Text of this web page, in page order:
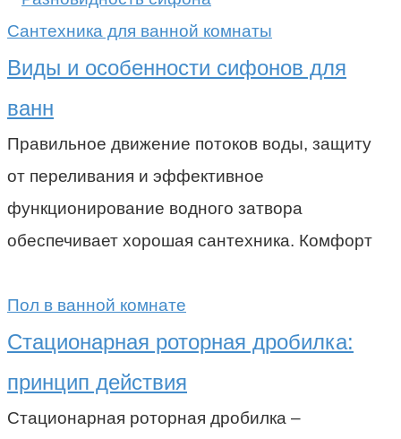
Сантехника для ванной комнаты
Виды и особенности сифонов для
ванн
Правильное движение потоков воды, защиту
от переливания и эффективное
функционирование водного затвора
обеспечивает хорошая сантехника. Комфорт
Пол в ванной комнате
Стационарная роторная дробилка:
принцип действия
Стационарная роторная дробилка –